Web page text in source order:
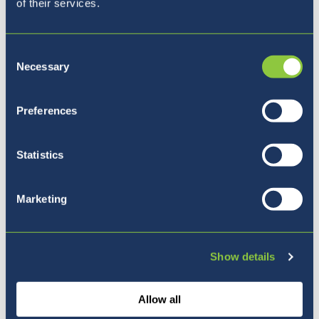
of their services.
Selection
Necessary
Preferences
Statistics
Marketing
Show details
Allow all
Nuestra Directora
Orbital Education